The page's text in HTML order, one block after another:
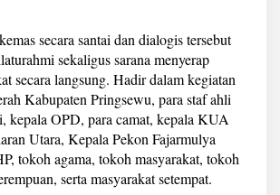
u
S
r
a
p
A
p
i
secara santai dan dialogis tersebut
sekaligus sarana menyerap
secara langsung. Hadir dalam kegiatan
Kabupaten Pringsewu, para staf ahli
kepala OPD, para camat, kepala KUA
Utara, Kepala Pekon Fajarmulya
tokoh agama, tokoh masyarakat, tokoh
serta masyarakat setempat.